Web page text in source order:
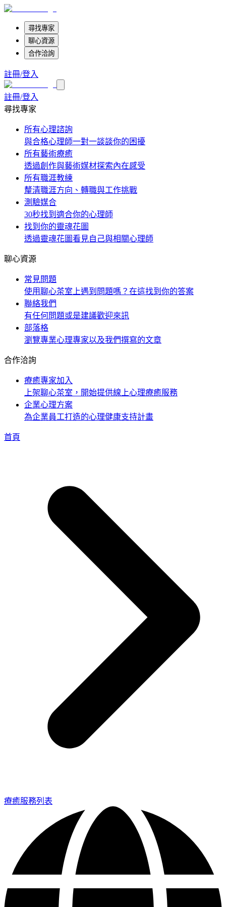
尋找專家
聊心資源
合作洽詢
註冊/登入
註冊/登入
尋找專家
所有心理諮詢
與合格心理師一對一談談你的困擾
所有藝術療癒
透過創作與藝術媒材探索內在感受
所有職涯教練
釐清職涯方向、轉職與工作挑戰
測驗媒合
30秒找到適合你的心理師
找到你的靈魂花圖
透過靈魂花圖看見自己與相關心理師
聊心資源
常見問題
使用聊心茶室上遇到問題嗎？在這找到你的答案
聯絡我們
有任何問題或是建議歡迎來訊
部落格
瀏覽專業心理專家以及我們撰寫的文章
合作洽詢
療癒專家加入
上架聊心茶室，開始提供線上心理療癒服務
企業心理方案
為企業員工打造的心理健康支持計畫
首頁
療癒服務列表